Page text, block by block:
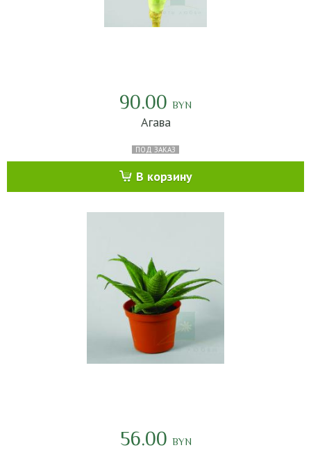
90.00 BYN
Агава
ПОД ЗАКАЗ
В корзину
56.00 BYN